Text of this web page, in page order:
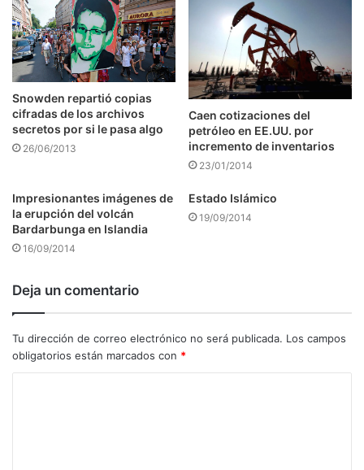
Snowden repartió copias
cifradas de los archivos
secretos por si le pasa algo
26/06/2013
Caen cotizaciones del
petróleo en EE.UU. por
incremento de inventarios
23/01/2014
Impresionantes imágenes de
la erupción del volcán
Bardarbunga en Islandia
16/09/2014
Estado Islámico
19/09/2014
Deja un comentario
Tu dirección de correo electrónico no será publicada. Los campos
obligatorios están marcados con *